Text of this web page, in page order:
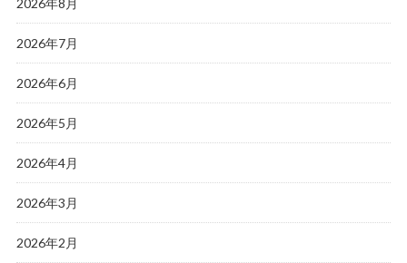
2026年8月
2026年7月
2026年6月
2026年5月
2026年4月
2026年3月
2026年2月